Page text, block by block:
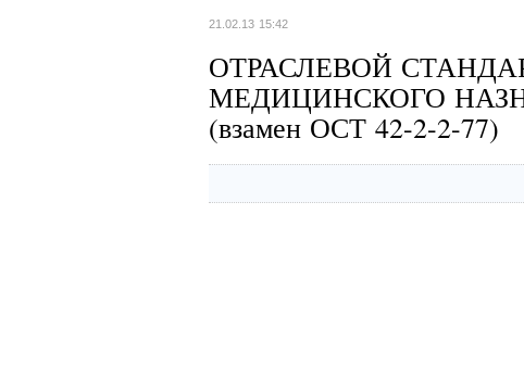
21.02.13 15:42
ОТРАСЛЕВОЙ
МЕДИЦИНСКОГО
(взамен ОСТ 42-2-2-77)